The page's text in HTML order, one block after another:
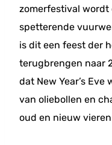
zomerfestival wordt
spetterende
is dit een feest der
terugbrengen naar
dat New Year’s
van oliebollen en
oud en nieuw